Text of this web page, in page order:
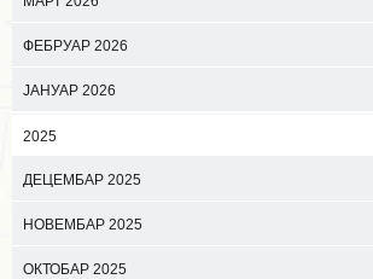
ФЕБРУАР 2026
ЈАНУАР 2026
2025
ДЕЦЕМБАР 2025
НОВЕМБАР 2025
ОКТОБАР 2025